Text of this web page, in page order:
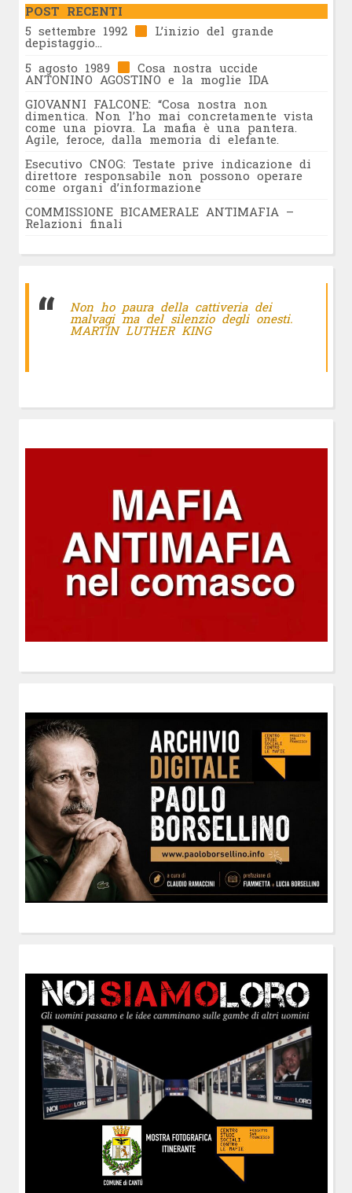
POST RECENTI
5 settembre 1992
L’inizio del grande
depistaggio…
5 agosto 1989
Cosa nostra uccide
ANTONINO AGOSTINO e la moglie IDA
GIOVANNI FALCONE: “Cosa nostra non
dimentica. Non l’ho mai concretamente vista
come una piovra. La mafia è una pantera.
Agile, feroce, dalla memoria di elefante.
Esecutivo CNOG: Testate prive indicazione di
direttore responsabile non possono operare
come organi d’informazione
COMMISSIONE BICAMERALE ANTIMAFIA –
Relazioni finali
Non ho paura della cattiveria dei
malvagi ma del silenzio degli onesti.
MARTIN LUTHER KING